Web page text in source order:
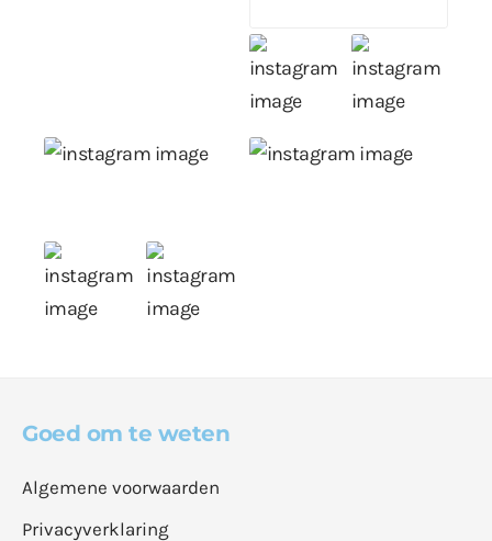
Goed om te weten
Algemene voorwaarden
Privacyverklaring